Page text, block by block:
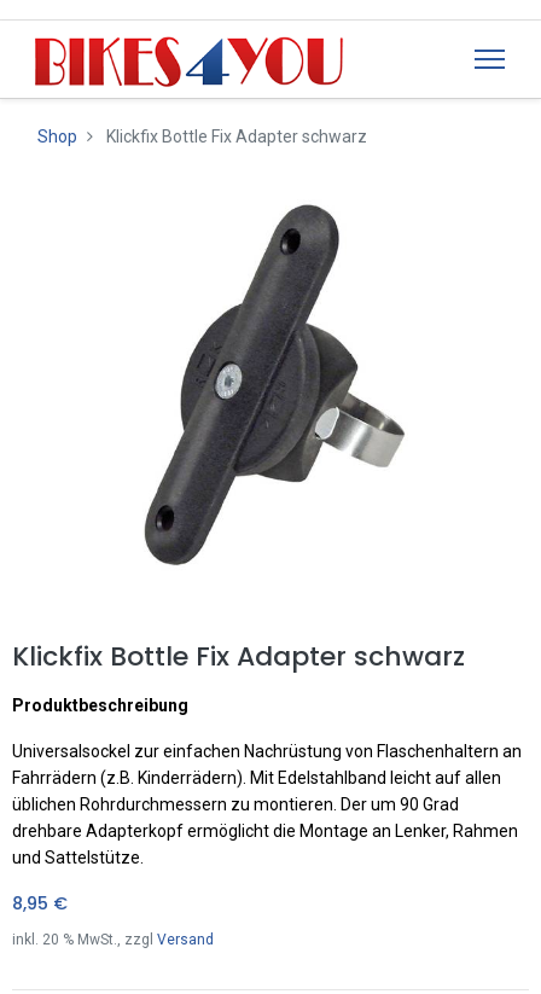
Shop Klickfix Bottle Fix Adapter schwarz
Klickfix Bottle Fix Adapter schwarz
Produktbeschreibung
Universalsockel zur einfachen Nachrüstung von Flaschenhaltern an
Fahrrädern (z.B. Kinderrädern). Mit Edelstahlband leicht auf allen
üblichen Rohrdurchmessern zu montieren. Der um 90 Grad
drehbare Adapterkopf ermöglicht die Montage an Lenker, Rahmen
und Sattelstütze.
8,95 €
inkl. 20 % MwSt., zzgl Versand